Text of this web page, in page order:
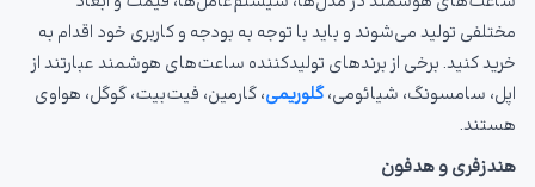
مختلفی تولید می‌شوند و باید با توجه به بودجه و کاربری خود اقدام به
خرید کنید. برخی از برندهای تولیدکننده ساعت‌های هوشمند عبارتند از
اپل، سامسونگ، شیائومی،گلوریمی، گارمین، فیت‌بیت، گوگل، هواوی
هستند.
هندزفری و هدفون